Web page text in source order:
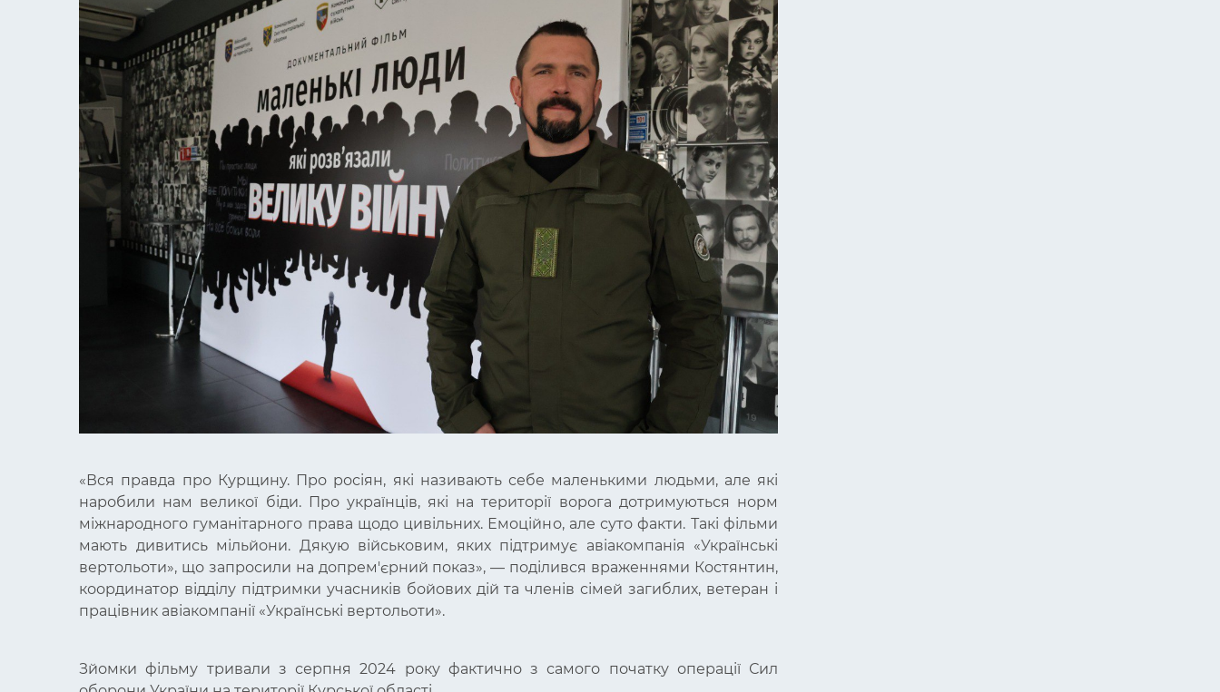
«Вся правда про Курщину. Про росіян, які називають себе маленькими людьми, але які
наробили нам великої біди. Про українців, які на території ворога дотримуються норм
міжнародного гуманітарного права щодо цивільних. Емоційно, але суто факти. Такі фільми
мають дивитись мільйони. Дякую військовим, яких підтримує авіакомпанія «Українські
вертольоти», що запросили на допрем'єрний показ», — поділився враженнями Костянтин,
координатор відділу підтримки учасників бойових дій та членів сімей загиблих, ветеран і
працівник авіакомпанії «Українські вертольоти».
Зйомки фільму тривали з серпня 2024 року фактично з самого початку операції Сил